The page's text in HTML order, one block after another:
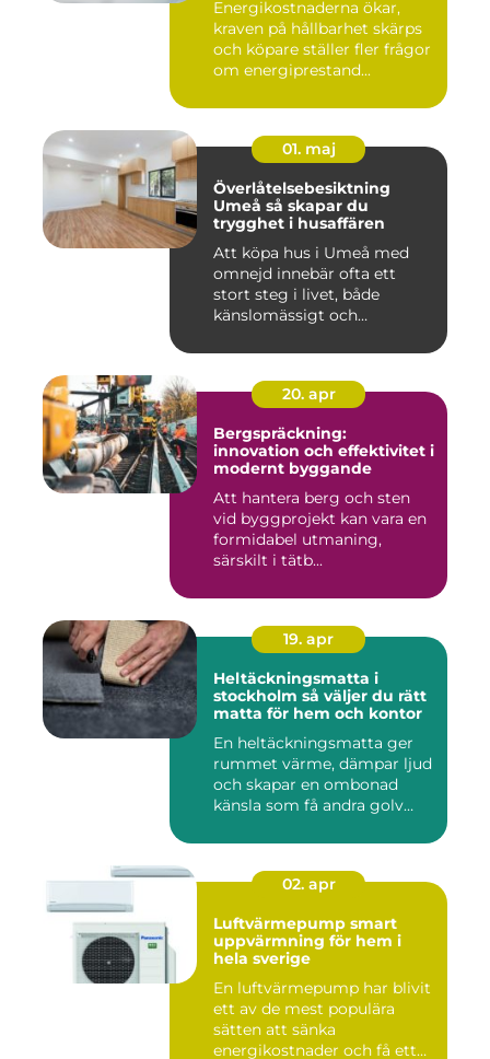
Energikostnaderna ökar,
kraven på hållbarhet skärps
och köpare ställer fler frågor
om energiprestand...
01. maj
Överlåtelsebesiktning
Umeå så skapar du
trygghet i husaffären
Att köpa hus i Umeå med
omnejd innebär ofta ett
stort steg i livet, både
känslomässigt och
20. apr
Bergspräckning:
innovation och effektivitet i
modernt byggande
Att hantera berg och sten
vid byggprojekt kan vara en
formidabel utmaning,
särskilt i tätb...
19. apr
Heltäckningsmatta i
stockholm så väljer du rätt
matta för hem och kontor
En heltäckningsmatta ger
rummet värme, dämpar ljud
och skapar en ombonad
känsla som få andra golv
02. apr
Luftvärmepump smart
uppvärmning för hem i
hela sverige
En luftvärmepump har blivit
ett av de mest populära
sätten att sänka
energikostnader och få ett